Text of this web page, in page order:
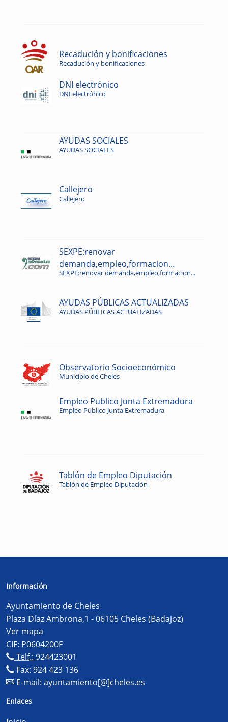
Recadución y bonificaciones
Recadución y bonificaciones
DNI electrónico
DNI electrónico
AYUDAS SOCIALES
AYUDAS SOCIALES
Callejero
Callejero
SEXPE:renovar
demanda,empleo,formacion...
SEXPE:renovar demanda,empleo,formacion...
AYUDAS PÚBLICAS ACTUALIZADAS
AYUDAS PÚBLICAS ACTUALIZADAS
Observatorio Socioeconómico
Municipio de Cheles
Empleo Publico Junta Extremadura
Empleo Publico Junta Extremadura
Tablón de Empleo Diputación
Tablón de Empleo Diputación
Información
Ayuntamiento de Cheles
Plaza Díaz Ambrona,1 - 06105 Cheles (Badajoz)
Ver mapa
CIF: P0604200F
Telf.: 924423001
Fax: 924 423 136
E-mail: ayuntamiento[@]cheles.es
Enlaces